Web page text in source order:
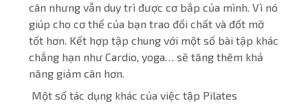
cân nhưng vẫn duy trì được cơ bắp của mình. Vì nó
giúp cho cơ thể của bạn trao đổi chất và đốt mỡ
tốt hơn. Kết hợp tập chung với một số bài tập khác
chẳng hạn như Cardio, yoga… sẽ tăng thêm khả
năng giảm cân hơn.
Một số tác dụng khác của việc tập Pilates